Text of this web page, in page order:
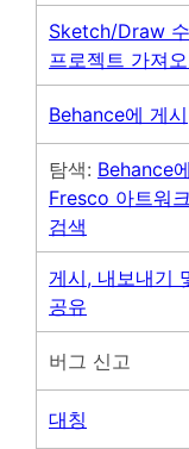
Sketch/Draw
프로젝트 가져
Behance에 게시
탐색: Behance
Fresco 아트워크
검색
게시, 내보내기
공유
버그 신고
대칭